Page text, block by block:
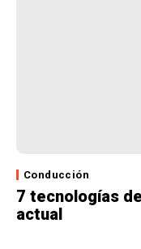
Conducción
7 tecnologías
actual